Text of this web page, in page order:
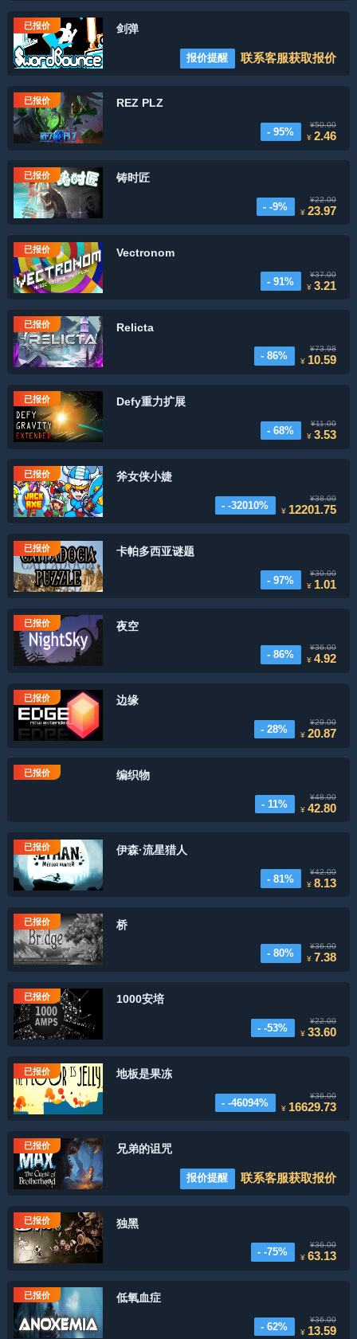
已报价 剑弹
报价提醒 联系客服获取报价
已报价 REZ PLZ
- 95%
¥50.00
¥2.46
已报价 铸时匠
- -9%
¥22.00
¥23.97
已报价 Vectronom
- 91%
¥37.00
¥3.21
已报价 Relicta
- 86%
¥73.98
¥ 10.59
已报价 Defy重力扩展
- 68%
¥11.00
¥3.53
已报价 斧女侠小婕
- -32010%
¥38.00
¥ 12201.75
已报价 卡帕多西亚谜题
- 97%
¥30.00
¥ 1.01
已报价 夜空
- 86%
¥36.00
¥4.92
已报价 边缘
- 28%
¥29.00
¥20.87
已报价 编织物
- 11%
¥48.00
¥42.80
已报价 伊森·流星猎人
- 81%
¥42.00
¥8.13
已报价 桥
- 80%
¥36.00
¥ 7.38
已报价 1000安培
- -53%
¥22.00
¥33.60
已报价 地板是果冻
- -46094%
¥36.00
¥ 16629.73
已报价 兄弟的诅咒
报价提醒 联系客服获取报价
已报价 独黑
- -75%
¥36.00
¥63.13
已报价 低氧血症
- 62%
¥36.00
¥ 13.59